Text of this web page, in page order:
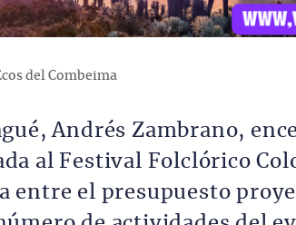
del Combeima
Andrés Zambrano,
al Festival Folclórico
entre el presupuesto